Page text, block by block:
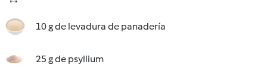
10 g de levadura de panadería
25 g de psyllium